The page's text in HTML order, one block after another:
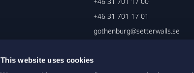
This website uses cookies
+46 31 701 17 01
gothenburg@setterwalls.se